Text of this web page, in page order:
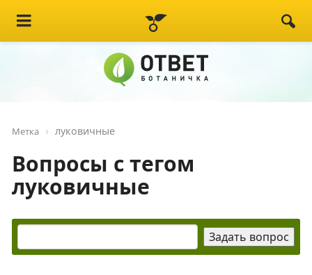
Метка луковичные
Вопросы с тегом
луковичные